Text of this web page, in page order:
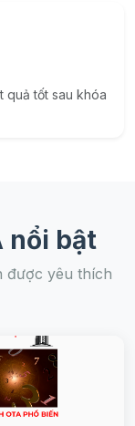
quả tốt sau khóa
nổi bật
được yêu thích